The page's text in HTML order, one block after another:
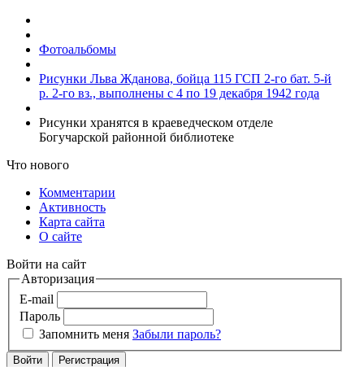
Фотоальбомы
Рисунки Льва Жданова, бойца 115 ГСП 2-го бат. 5-й
р. 2-го вз., выполнены с 4 по 19 декабря 1942 года
Рисунки хранятся в краеведческом отделе
Богучарской районной библиотеке
Что нового
Комментарии
Активность
Карта сайта
О сайте
Войти на сайт
Авторизация
E-mail
Пароль
Запомнить меня Забыли пароль?
Войти Регистрация